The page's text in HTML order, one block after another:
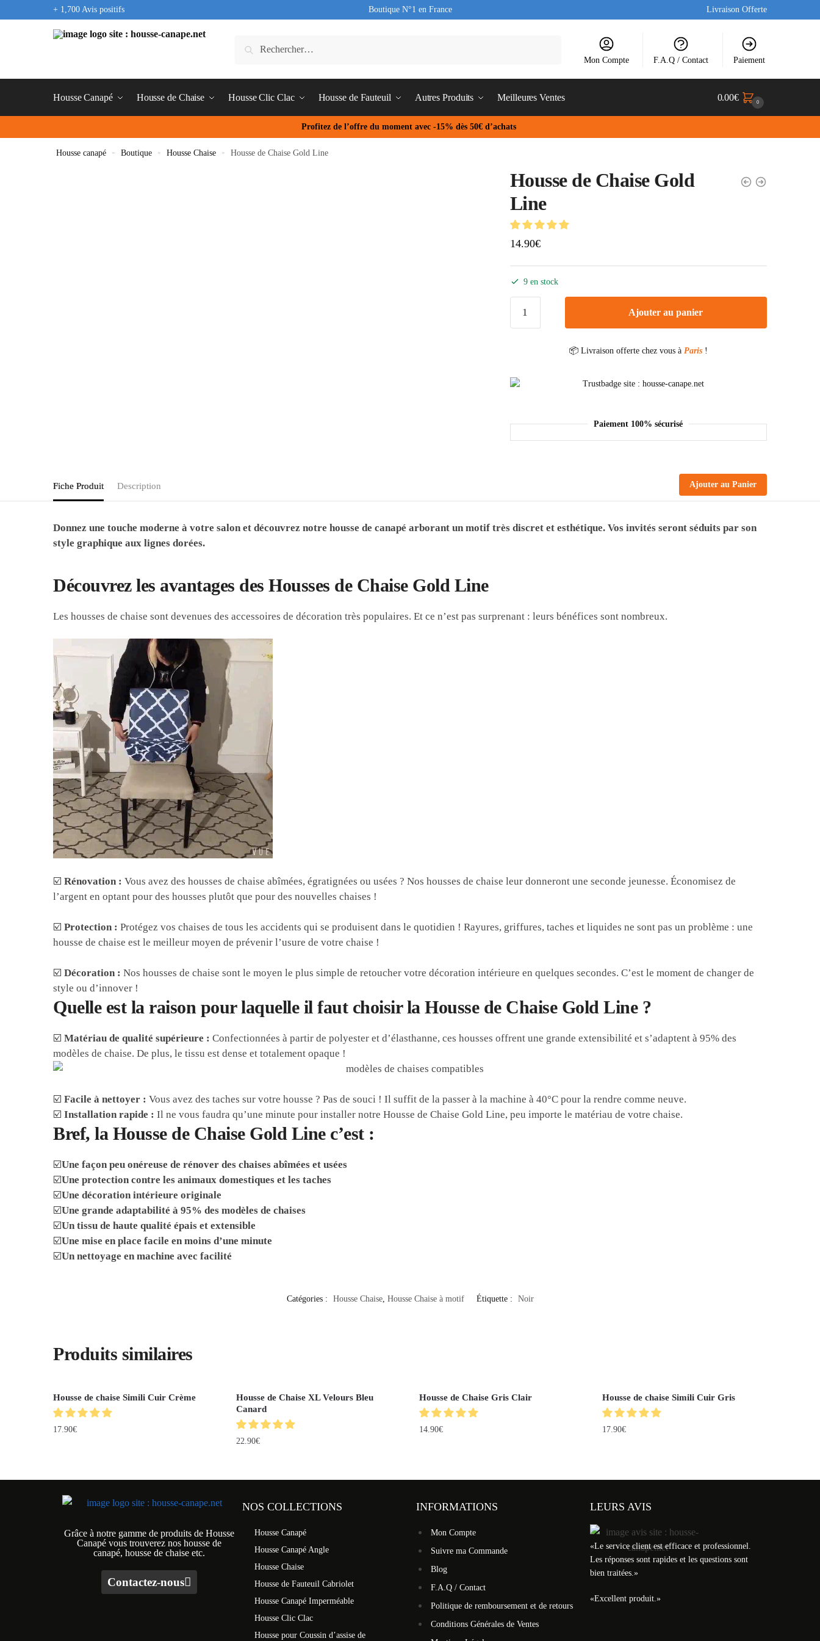
+ 1,700 Avis positifs Boutique N°1 en France Livraison Offerte
Mon Compte F.A.Q / Contact Paiement
Housse Canapé Housse de Chaise Housse Clic Clac Housse de Fauteuil Autres Produits Meilleures Ventes 0.00€ 0
Profitez de l’offre du moment avec -15% dès 50€ d’achats
Housse canapé » Boutique » Housse Chaise » Housse de Chaise Gold Line
Housse de Chaise Gold
Line
14.90€
9 en stock
Ajouter au panier
📦 Livraison offerte chez vous à Paris !
Paiement 100% sécurisé
Fiche Produit Description Ajouter au Panier
Donnez une touche moderne à votre salon et découvrez notre housse de canapé arborant un motif très discret et esthétique. Vos invités seront séduits par son
style graphique aux lignes dorées.
Découvrez les avantages des Housses de Chaise Gold Line
Les housses de chaise sont devenues des accessoires de décoration très populaires. Et ce n’est pas surprenant : leurs bénéfices sont nombreux.
☑️Rénovation : Vous avez des housses de chaise abîmées, égratignées ou usées ? Nos housses de chaise leur donneront une seconde jeunesse. Économisez de
l’argent en optant pour des housses plutôt que pour des nouvelles chaises !
☑️Protection : Protégez vos chaises de tous les accidents qui se produisent dans le quotidien ! Rayures, griffures, taches et liquides ne sont pas un problème : une
housse de chaise est le meilleur moyen de prévenir l’usure de votre chaise !
☑️Décoration : Nos housses de chaise sont le moyen le plus simple de retoucher votre décoration intérieure en quelques secondes. C’est le moment de changer de
style ou d’innover !
Quelle est la raison pour laquelle il faut choisir la Housse de Chaise Gold Line ?
☑️Matériau de qualité supérieure : Confectionnées à partir de polyester et d’élasthanne, ces housses offrent une grande extensibilité et s’adaptent à 95% des
modèles de chaise. De plus, le tissu est dense et totalement opaque !
☑️Facile à nettoyer : Vous avez des taches sur votre housse ? Pas de souci ! Il suffit de la passer à la machine à 40°C pour la rendre comme neuve.
☑️Installation rapide : Il ne vous faudra qu’une minute pour installer notre Housse de Chaise Gold Line, peu importe le matériau de votre chaise.
Bref, la Housse de Chaise Gold Line c’est :
☑️Une façon peu onéreuse de rénover des chaises abîmées et usées
☑️Une protection contre les animaux domestiques et les taches
☑️Une décoration intérieure originale
☑️Une grande adaptabilité à 95% des modèles de chaises
☑️Un tissu de haute qualité épais et extensible
☑️Une mise en place facile en moins d’une minute
☑️Un nettoyage en machine avec facilité
Catégories : Housse Chaise, Housse Chaise à motif Étiquette : Noir
Produits similaires
Housse de chaise Simili Cuir Crème
17.90€
Housse de Chaise XL Velours Bleu
Canard
22.90€
Housse de Chaise Gris Clair
14.90€
Housse de chaise Simili Cuir Gris
17.90€
Grâce à notre gamme de produits de Housse
Canapé vous trouverez nos housse de
canapé, housse de chaise etc.
Contactez-nous
NOS COLLECTIONS
Housse Canapé
Housse Canapé Angle
Housse Chaise
Housse de Fauteuil Cabriolet
Housse Canapé Imperméable
Housse Clic Clac
Housse pour Coussin d’assise de
INFORMATIONS
Mon Compte
Suivre ma Commande
Blog
F.A.Q / Contact
Politique de remboursement et de retours
Conditions Générales de Ventes
LEURS AVIS
«Le service client est efficace et professionnel.
Les réponses sont rapides et les questions sont
bien traitées.»
«Excellent produit.»